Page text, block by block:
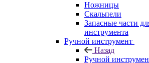
Ножницы
Скальпели
Запасные части
инструмента
Ручной инструмент
Назад
Ручной